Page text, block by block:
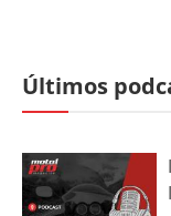
Últimos